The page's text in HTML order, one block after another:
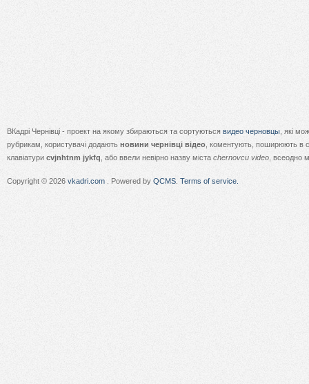
ВКадрі Чернівці - проект на якому збираються та сортуються видео черновцы , які
рубрикам, користувачі додають новини чернівці відео , коментують, поширюють в
клавіатури cvjnhtnm jykfq , або ввели невірно назву міста chernovcu video , всеодно
Copyright © 2026 vkadri.com . Powered by QCMS Terms of service.